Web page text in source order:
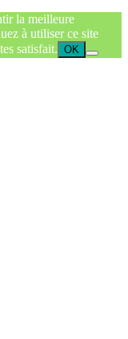
la meilleure
à utiliser ce site
satisfait. OK